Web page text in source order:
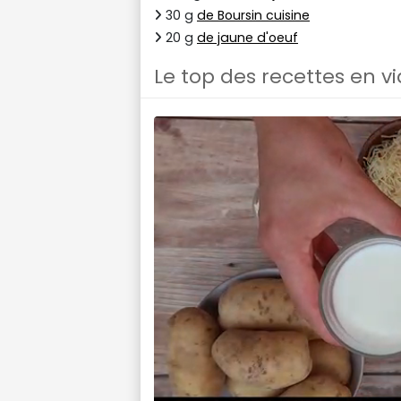
30 g de Boursin cuisine
20 g de jaune d'oeuf
Le top des recettes en